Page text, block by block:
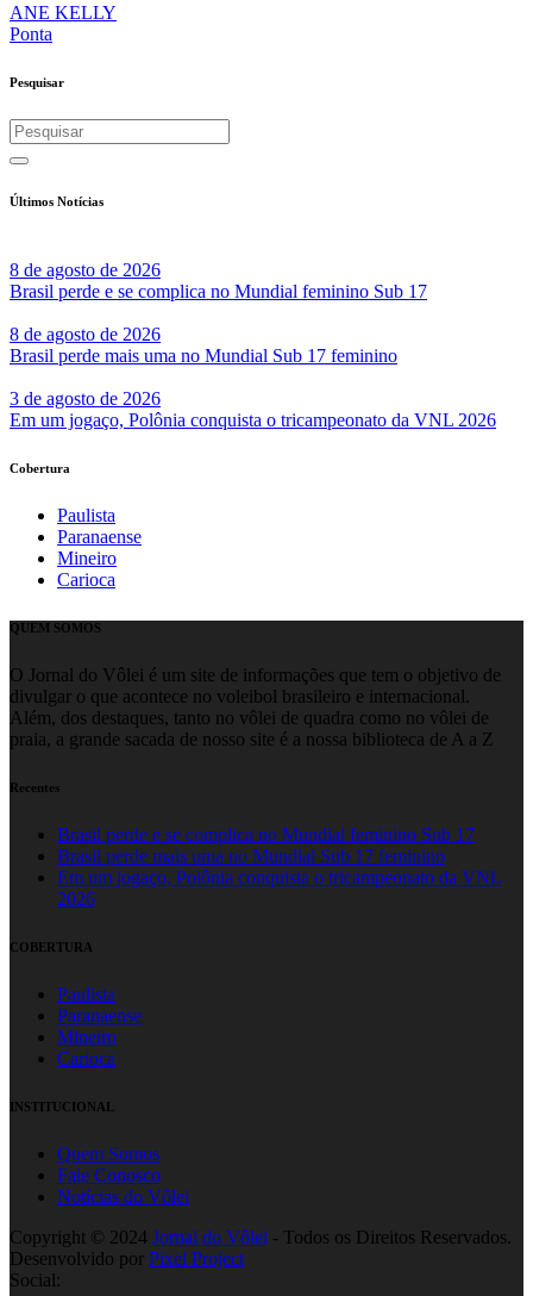
ANE KELLY
Ponta
Pesquisar
Últimos Notícias
8 de agosto de 2026
Brasil perde e se complica no Mundial feminino Sub 17
8 de agosto de 2026
Brasil perde mais uma no Mundial Sub 17 feminino
3 de agosto de 2026
Em um jogaço, Polônia conquista o tricampeonato da VNL 2026
Cobertura
Paulista
Paranaense
Mineiro
Carioca
QUEM SOMOS
O Jornal do Vôlei é um site de informações que tem o objetivo de
divulgar o que acontece no voleibol brasileiro e internacional.
Além, dos destaques, tanto no vôlei de quadra como no vôlei de
praia, a grande sacada de nosso site é a nossa biblioteca de A a Z
Recentes
Brasil perde e se complica no Mundial feminino Sub 17
Brasil perde mais uma no Mundial Sub 17 feminino
Em um jogaço, Polônia conquista o tricampeonato da VNL
2026
COBERTURA
Paulista
Paranaense
Mineiro
Carioca
INSTITUCIONAL
Quem Somos
Fale Conosco
Notícias do Vôlei
Copyright © 2024 Jornal do Vôlei - Todos os Direitos Reservados.
Desenvolvido por Pixel Project
Social: